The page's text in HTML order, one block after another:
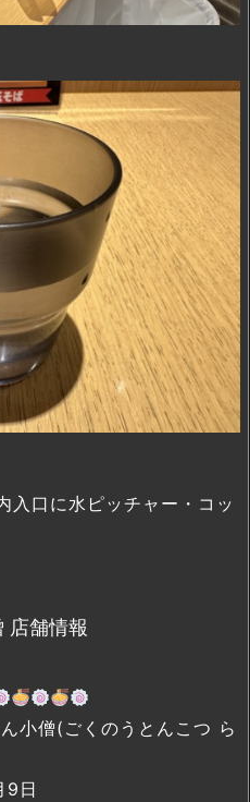
入口に水ピッチャー・コッ
店舗情報
小僧(ごくのうとんこつ ら
9日